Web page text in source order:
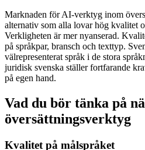
Marknaden för AI-verktyg inom
alternativ som alla lovar hög kvalitet
Verkligheten är mer nyanserad.
på språkpar, bransch och texttyp.
välrepresenterat språk i de stora
juridisk svenska ställer fortfarande
på egen hand.
Vad du bör tänka på
översättningsverktyg
Kvalitet på målspråket